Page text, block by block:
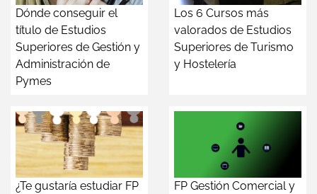
Dónde conseguir el
título de Estudios
Superiores de Gestión y
Administración de
Pymes
Los 6 Cursos más
valorados de Estudios
Superiores de Turismo
y Hostelería
¿Te gustaría estudiar FP
FP Gestión Comercial y